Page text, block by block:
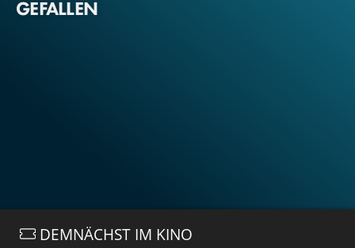
GEFALLEN
DEMNÄCHST IM KINO